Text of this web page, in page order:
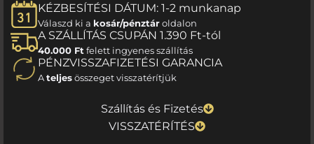
KÉZBESÍTÉSI DÁTUM: 1-2 munkanap
Válaszd ki a kosár/pénztároldalon
A SZÁLLÍTÁS CSUPÁN 1.390 Ft-tól
40.000 Ft felett ingyenes szállítás
PÉNZVISSZAFIZETÉSI GARANCIA
Ateljesösszeget visszatérítjük
Szállítás és Fizetés
VISSZATÉRÍTÉS